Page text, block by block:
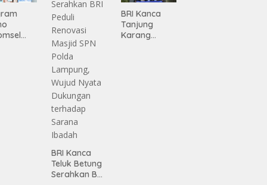
BRI Kanca
Teluk Betung
Serahkan BRI
BRI Kanca
Tanjung
Karang